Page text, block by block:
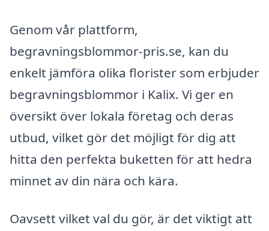
Genom vår plattform,
begravningsblommor-pris.se, kan du
enkelt jämföra olika florister som erbjuder
begravningsblommor i Kalix. Vi ger en
översikt över lokala företag och deras
utbud, vilket gör det möjligt för dig att
hitta den perfekta buketten för att hedra
minnet av din nära och kära.
Oavsett vilket val du gör, är det viktigt att